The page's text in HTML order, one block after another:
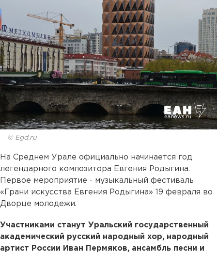
© Egd.ru
На Среднем Урале официально начинается год
легендарного композитора Евгения Родыгина.
Первое мероприятие - музыкальный фестиваль
«Грани искусства Евгения Родыгина» 19 февраля во
Дворце молодежи.
Участниками станут Уральский государственный
академический русский народный хор, народный
артист России Иван Пермяков, ансамбль песни и